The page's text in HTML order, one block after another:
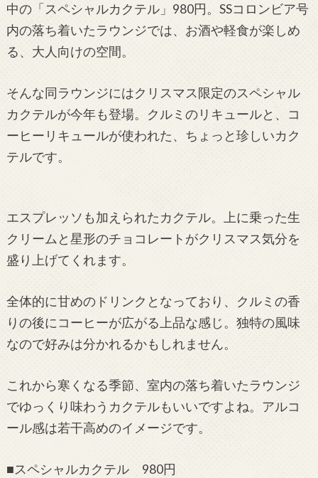
中の「スペシャルカクテル」980円。SSコロンビア号
内の落ち着いたラウンジでは、お酒や軽食が楽しめ
る、大人向けの空間。
そんな同ラウンジにはクリスマス限定のスペシャル
カクテルが今年も登場。クルミのリキュールと、コ
ーヒーリキュールが使われた、ちょっと珍しいカク
テルです。
エスプレッソも加えられたカクテル。上に乗った生
クリームと星形のチョコレートがクリスマス気分を
盛り上げてくれます。
全体的に甘めのドリンクとなっており、クルミの香
りの後にコーヒーが広がる上品な感じ。独特の風味
なので好みは分かれるかもしれません。
これから寒くなる季節、室内の落ち着いたラウンジ
でゆっくり味わうカクテルもいいですよね。アルコ
ール感は若干高めのイメージです。
■スペシャルカクテル 980円